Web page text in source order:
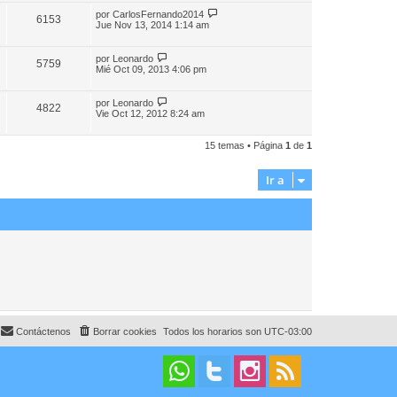
6153 por CarlosFernando2014
Jue Nov 13, 2014 1:14 am
5759 por Leonardo
Mié Oct 09, 2013 4:06 pm
4822 por Leonardo
Vie Oct 12, 2012 8:24 am
15 temas • Página 1 de 1
Ir a
Todos los horarios son UTC-03:00
Borrar cookies
Contáctenos